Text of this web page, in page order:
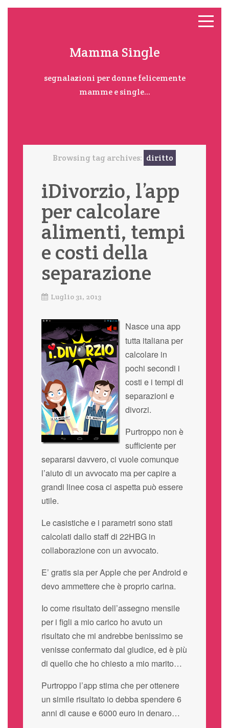
Mamma Single
segnalazioni per donne felicemente
mamme e single...
Browsing tag archives: diritto
iDivorzio, l’app
per calcolare
alimenti, tempi
e costi della
separazione
Luglio 31, 2013
Nasce una app
tutta italiana per
calcolare in
pochi secondi i
costi e i tempi di
separazioni e
divorzi.
Purtroppo non è
sufficiente per
separarsi davvero, ci vuole comunque
l’aiuto di un avvocato ma per capire a
grandi linee cosa ci aspetta può essere
utile.
Le casistiche e i parametri sono stati
calcolati dallo staff di 22HBG in
collaborazione con un avvocato.
E’ gratis sia per Apple che per Android e
devo ammettere che è proprio carina.
Io come risultato dell’assegno mensile
per i figli a mio carico ho avuto un
risultato che mi andrebbe benissimo se
venisse confermato dal giudice, ed è più
di quello che ho chiesto a mio marito…
Purtroppo l’app stima che per ottenere
un simile risultato io debba spendere 6
anni di cause e 6000 euro in denaro…